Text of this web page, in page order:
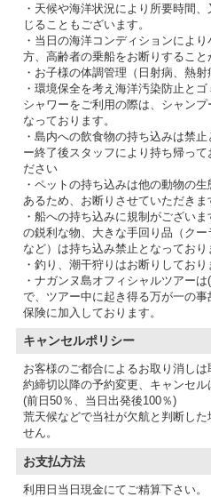
・天候や海洋状況により所要時間
じることもございます。
・当日の海洋コンディションによ
方、高齢者の乗船をお断りすること
・お子様の体調管理（日射病、熱
・環境保全を考え海洋汚染防止と
シャワーをご利用の際は、シャン
なっております。
・島内への飲食物の持ち込みは禁
ー終了後スタッフにより持ち帰っ
ださい
・ペットの持ち込みは他の動物の
あるため、お断りさせていただきま
・船への持ち込みに規制がござい
の鋭利な物、大きな手回り品（ク
など）は持ち込み禁止となっており
・釣り、潮干狩りはお断りしており
・ナガンヌ島オフィシャルツアー
で、ツアー中に起き得る万が一の
保険に加入しております。
キャンセルポリシー
お客様のご都合によるお取り消し
約締切以降の予約変更、キャンセル
(前日50％、当日出発後100％)
荒天候などで当社が欠航と判断し
せん。
お支払方法
利用日当日現金にてご精算下さい